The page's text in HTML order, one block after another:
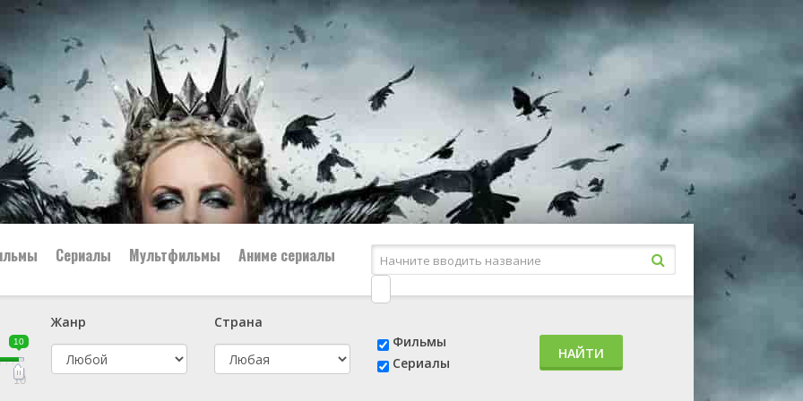
👨‍✈️ Военный
🕵️‍♂️ Детектив
Сериалы Мультфильмы Аниме сериалы
10
10
Жанр
Страна
Фильмы
Сериалы
НАЙТИ